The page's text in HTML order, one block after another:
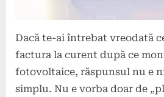
Dacă te-ai întrebat vreodată
factura la curent după ce
fotovoltaice, răspunsul nu e
simplu. Nu e vorba doar de